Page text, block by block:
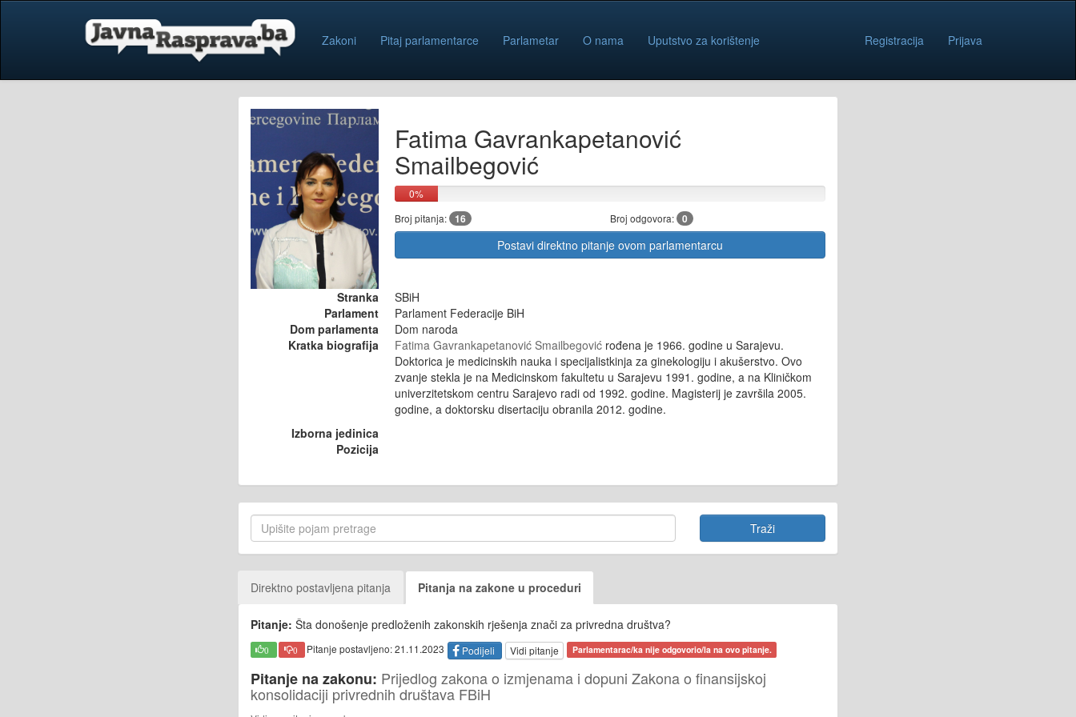
Zakoni Pitaj parlamentarce Parlametar O nama Uputstvo za korištenje Registracija Prijava
Fatima Gavrankapetanović
Smailbegović
0%
Broj pitanja: 16 Broj odgovora: 0
Postavi direktno pitanje ovom parlamentarcu
Stranka
SBiH
Parlament
Parlament Federacije BiH
Dom parlamenta
Dom naroda
Kratka biografija
Fatima Gavrankapetanović Smailbegović rođena je 1966. godine u Sarajevu.
Doktorica je medicinskih nauka i specijalistkinja za ginekologiju i akušerstvo. Ovo
zvanje stekla je na Medicinskom fakultetu u Sarajevu 1991. godine, a na Kliničkom
univerzitetskom centru Sarajevo radi od 1992. godine. Magisterij je završila 2005.
godine, a doktorsku disertaciju obranila 2012. godine.
Izborna jedinica
Pozicija
Direktno postavljena pitanja Pitanja na zakone u proceduri
Pitanje: Šta donošenje predloženih zakonskih rješenja znači za privredna društva?
0 0 Pitanje postavljeno: 21.11.2023 Podijeli Vidi pitanje Parlamentarac/ka nije odgovorio/la na ovo pitanje.
Pitanje na zakonu: Prijedlog zakona o izmjenama i dopuni Zakona o finansijskoj
konsolidaciji privrednih društava FBiH